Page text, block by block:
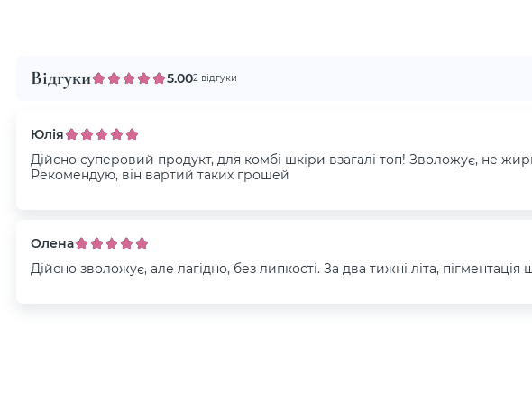
Відгуки 5.002 відгуки
Юлія
Дійсно суперовий продукт, для комбі шкіри взагалі топ! Зволожує, не
Рекомендую, він вартий таких грошей
Олена
Дійсно зволожує, але лагідно, без липкості. За два тижні літа,